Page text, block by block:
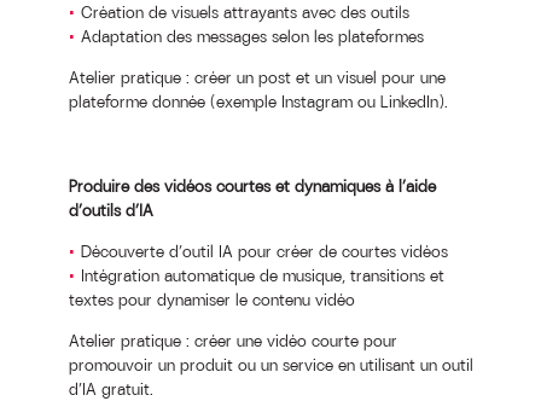
Création de visuels attrayants avec des outils
Adaptation des messages selon les plateformes
Atelier pratique : créer un post et un visuel pour une
plateforme donnée (exemple Instagram ou LinkedIn).
Produire des vidéos courtes et dynamiques à l’aide
d’outils d’IA
Découverte d’outil IA pour créer de courtes vidéos
Intégration automatique de musique, transitions et
textes pour dynamiser le contenu vidéo
Atelier pratique : créer une vidéo courte pour
promouvoir un produit ou un service en utilisant un outil
d’IA gratuit.